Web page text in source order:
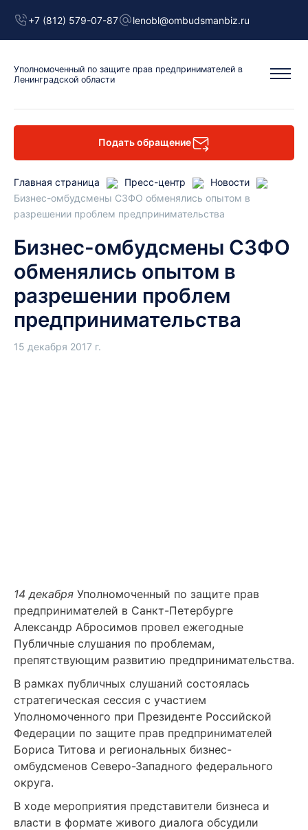
+7 (812) 579-07-87 lenobl@ombudsmanbiz.ru
Уполномоченный по защите прав предпринимателей в
Ленинградской области
Подать обращение
Главная страница Пресс-центр
Новости
Бизнес-омбудсмены СЗФО обменялись опытом в
разрешении проблем предпринимательства
Бизнес-омбудсмены СЗФО
обменялись опытом в
разрешении проблем
предпринимательства
15 декабря 2017 г.
14 декабря Уполномоченный по защите прав
предпринимателей в Санкт-Петербурге
Александр Абросимов провел ежегодные
Публичные слушания по проблемам,
препятствующим развитию предпринимательства.
В рамках публичных слушаний состоялась
стратегическая сессия с участием
Уполномоченного при Президенте Российской
Федерации по защите прав предпринимателей
Бориса Титова и региональных бизнес-
омбудсменов Северо-Западного федерального
округа.
В ходе мероприятия представители бизнеса и
власти в формате живого диалога обсудили